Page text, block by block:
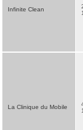
Infinite Clean
La Clinique du Mobile